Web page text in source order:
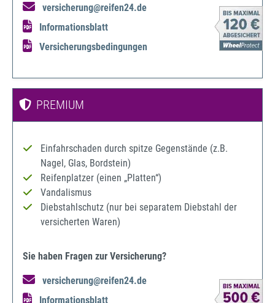
versicherung@reifen24.de
Informationsblatt
Versicherungsbedingungen
PREMIUM
Einfahrschaden durch spitze Gegenstände (z.B.
Nagel, Glas, Bordstein)
Reifenplatzer (einen „Platten“)
Vandalismus
Diebstahlschutz (nur bei separatem Diebstahl der
versicherten Waren)
Sie haben Fragen zur Versicherung?
versicherung@reifen24.de
Informationsblatt